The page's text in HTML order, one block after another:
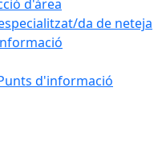
d'àrea
da de neteja
d'informació